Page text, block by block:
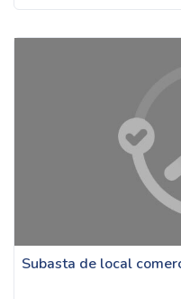
Subasta de local